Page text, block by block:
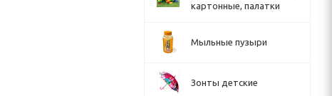
картонные, палатки
Мыльные пузыри
Зонты детские